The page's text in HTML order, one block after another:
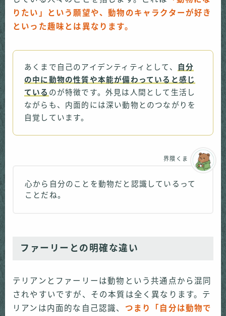
りたい」という願望や、動物のキャラクターが好き
といった趣味とは異なります。
あくまで自己のアイデンティティとして、
自分
の中に動物の性質や本能が備わっていると感じ
ている のが特徴です。外見は人間として生活し
ながらも、内面的には深い動物とのつながりを
自覚しています。
心から自分のことを動物だと認識しているって
ことだね。
界隈くま
ファーリーとの明確な違い
テリアンとファーリーは動物という共通点から混同
されやすいですが、その本質は全く異なります。テ
リアンは内面的な自己認識、 つまり「自分は動物で